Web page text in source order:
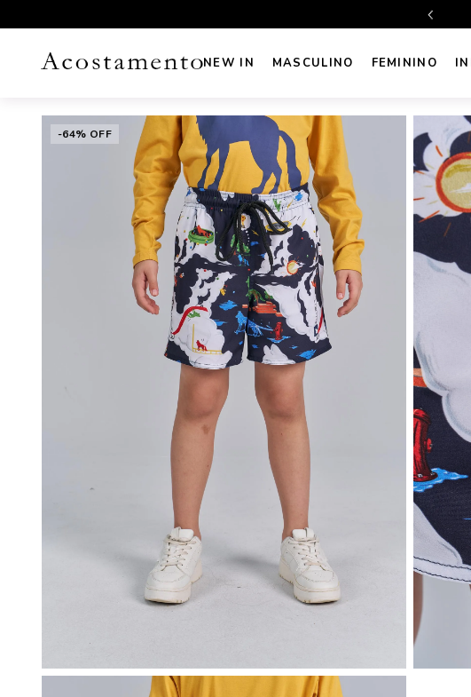
NEW IN MASCULINO FEMININO
-64% OFF